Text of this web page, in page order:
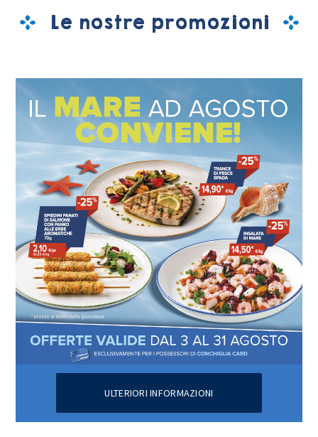
Le nostre promozioni
ULTERIORI INFORMAZIONI